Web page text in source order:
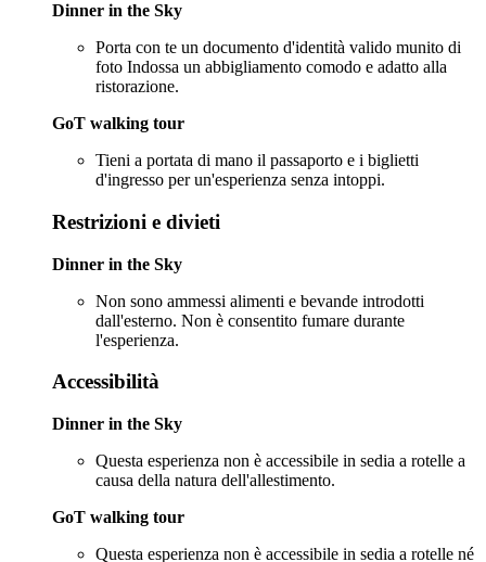
Dinner in the Sky
Porta con te un documento d'identità valido munito di
foto Indossa un abbigliamento comodo e adatto alla
ristorazione.
GoT walking tour
Tieni a portata di mano il passaporto e i biglietti
d'ingresso per un'esperienza senza intoppi.
Restrizioni e divieti
Dinner in the Sky
Non sono ammessi alimenti e bevande introdotti
dall'esterno. Non è consentito fumare durante
l'esperienza.
Accessibilità
Dinner in the Sky
Questa esperienza non è accessibile in sedia a rotelle a
causa della natura dell'allestimento.
GoT walking tour
Questa esperienza non è accessibile in sedia a rotelle né